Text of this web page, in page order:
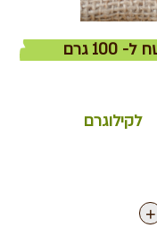
לקילוגרם
+